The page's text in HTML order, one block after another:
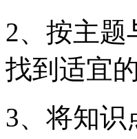
2、按主题
找到适宜
3、将知识